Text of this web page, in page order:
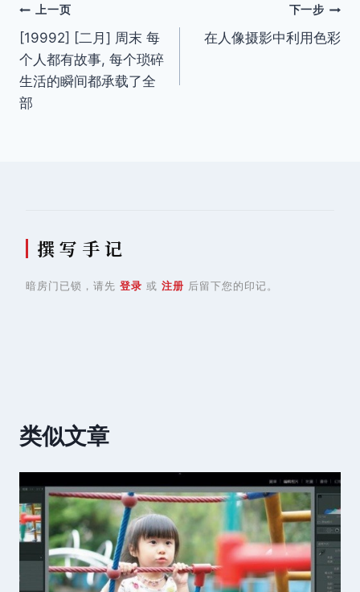
文
章
导
航
上一页
[19992] [二月] 周末 每
个人都有故事, 每个琐碎
生活的瞬间都承载了全
部
下一步
在人像摄影中利用色彩
撰 写 手 记
暗房门已锁，请先 登录 或 注册 后留下您的印记。
类似文章